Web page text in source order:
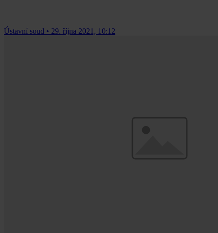
Ústavní soud • 29. října 2021, 10:12